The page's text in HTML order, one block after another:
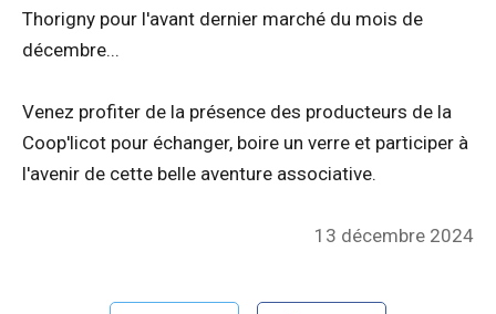
Thorigny pour l'avant dernier marché du mois de
décembre...
Venez profiter de la présence des producteurs de la
Coop'licot pour échanger, boire un verre et participer à
l'avenir de cette belle aventure associative.
Posted
13 décembre 2024